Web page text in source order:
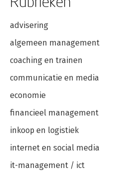
Antonio Segura Serrano and
Pernilla Norman
Switzerland 597
Jacques Beglinger
The United Kingdom 619
Leonard W.N. Hawkes
advisering
algemeen management
coaching en trainen
communicatie en media
economie
financieel management
inkoop en logistiek
internet en social media
it-management / ict